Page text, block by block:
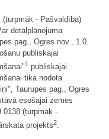
- Pašvaldība)
detālplānojuma
pag., Ogres nov., 1.0.
publiskajai
1 publiskajai
tika nodota
Taurupes pag., Ogres
esošajai zemes
0138 (turpmāk -
projekts2.